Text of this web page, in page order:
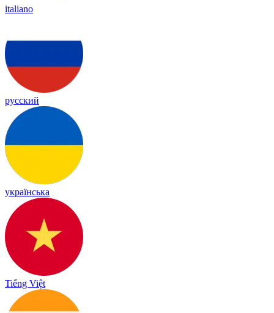
italiano
русский
українська
Tiếng Việt